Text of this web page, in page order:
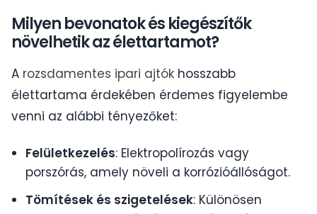
Milyen bevonatok és kiegészítők
növelhetik az élettartamot?
A rozsdamentes ipari ajtók hosszabb
élettartama érdekében érdemes figyelembe
venni az alábbi tényezőket:
Felületkezelés: Elektropolírozás vagy
porszórás, amely növeli a korrózióállóságot.
Tömítések és szigetelések: Különösen